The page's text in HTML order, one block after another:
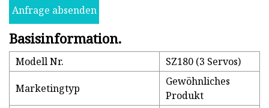
Anfrage absenden
Basisinformation.
Modell Nr. SZ180 (3 Servos)
Marketingtyp
Gewöhnliches
Produkt